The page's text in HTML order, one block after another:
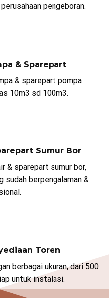
pengeboran.
& Sparepart
& sparepart pompa
10m3 sd 100m3.
Sumur Bor
& sparepart sumur bor,
sudah berpengalaman &
Toren
berbagai ukuran, dari 500
untuk instalasi.